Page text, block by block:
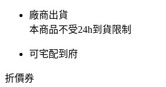
廠商出貨
本商品不受24h到貨限制
可宅配到府
折價券